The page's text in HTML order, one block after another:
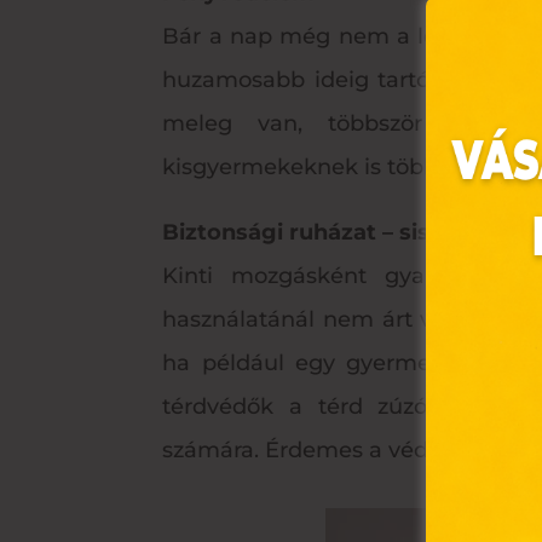
Bár a nap még nem a
huzamosabb ideig tartózkodik
meleg van, többször
kisgyermekeknek is többféle
Biztonsági ruházat – sisak,
Kinti mozgásként gyakran
használatánál nem árt védeni
ha például egy gyermek
térdvédők a térd zúzódását.
számára. Érdemes a